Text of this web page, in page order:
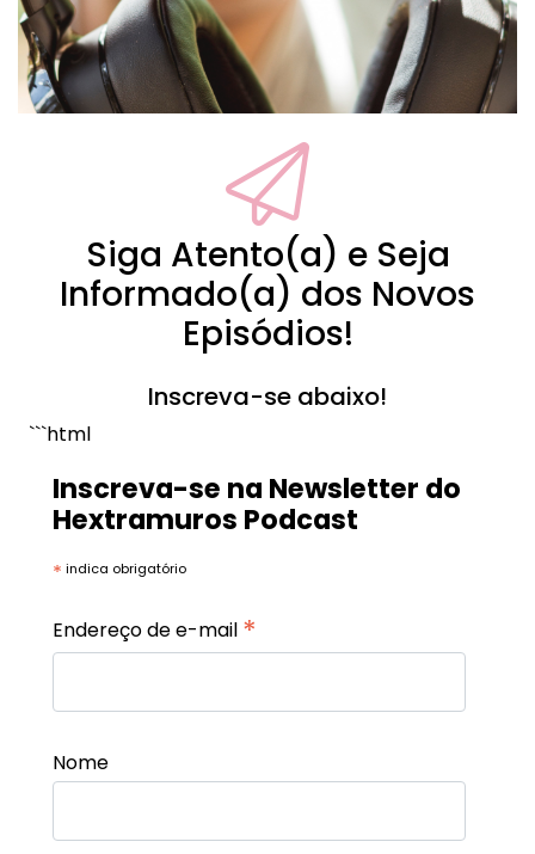
Siga Atento(a) e Seja
Informado(a) dos Novos
Episódios!
Inscreva-se abaixo!
```html
Inscreva-se na Newsletter do
Hextramuros Podcast
* indica obrigatório
Endereço de e-mail *
Nome